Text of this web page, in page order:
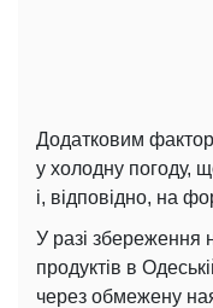
Додатковим
у холодну погоду,
і, відповідно, на
У разі збереження
продуктів в
через обмежену